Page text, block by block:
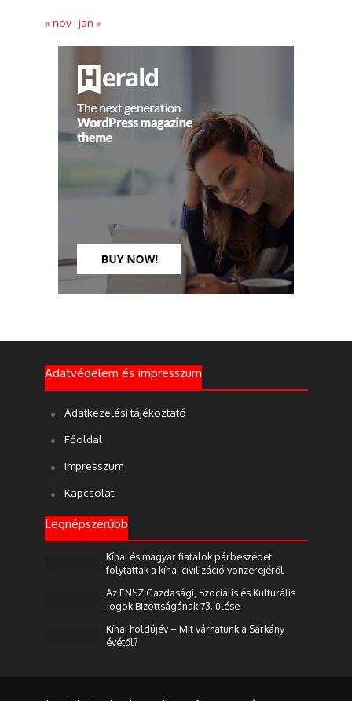
« nov jan »
Adatvédelem és impresszum
Adatkezelési tájékoztató
Főoldal
Impresszum
Kapcsolat
Legnépszerűbb
Kínai és magyar fiatalok párbeszédet
folytattak a kínai civilizáció vonzerejéről
Az ENSZ Gazdasági, Szociális és Kulturális
Jogok Bizottságának 73. ülése
Kínai holdújév – Mit várhatunk a Sárkány
évétől?